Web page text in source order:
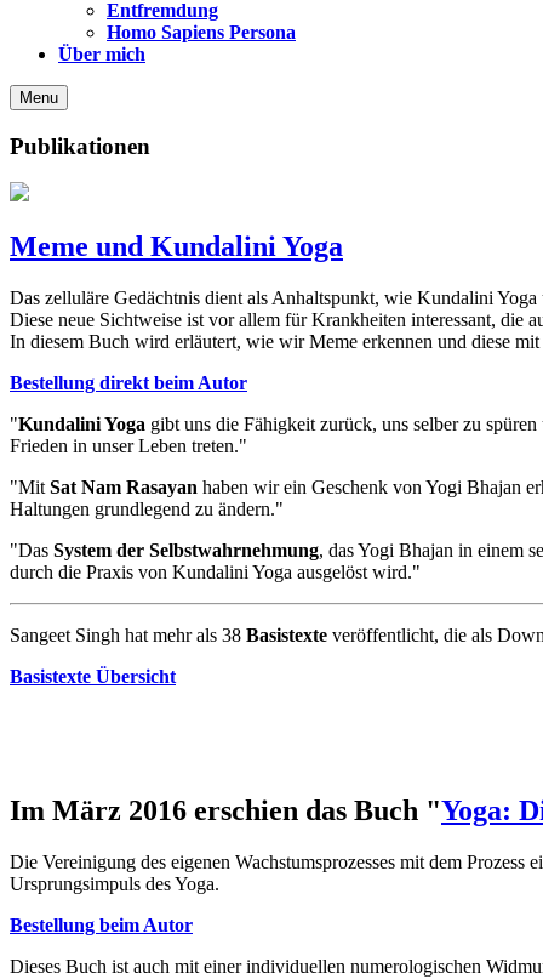
Entfremdung
Homo Sapiens Persona
Über mich
Menu
Publikationen
Meme und Kundalini Yoga
Das zelluläre Gedächtnis dient als Anhaltspunkt, wie Kundalini
Diese neue Sichtweise ist vor allem für Krankheiten interessant, die
In diesem Buch wird erläutert, wie wir Meme erkennen und diese
Bestellung direkt beim Autor
"Kundalini Yoga gibt uns die Fähigkeit zurück, uns selber zu
Frieden in unser Leben treten."
"Mit Sat Nam Rasayan haben wir ein Geschenk von Yogi Bhajan
Haltungen grundlegend zu ändern."
"Das System der Selbstwahrnehmung, das Yogi Bhajan in einem
durch die Praxis von Kundalini Yoga ausgelöst wird."
Sangeet Singh hat mehr als 38 Basistexte veröffentlicht, die als
Basistexte Übersicht
Im März 2016 erschien das Buch "Yoga:
Die Vereinigung des eigenen Wachstumsprozesses mit dem
Ursprungsimpuls des Yoga.
Bestellung beim Autor
Dieses Buch ist auch mit einer individuellen numerologischen